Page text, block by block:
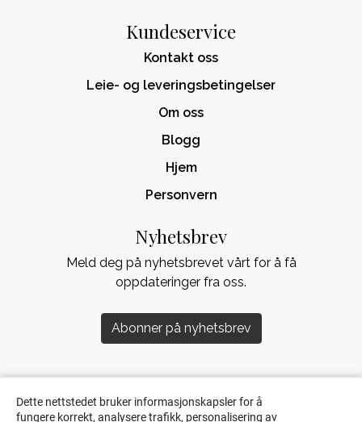
Dette nettstedet bruker informasjonskapsler for å
fungere korrekt, analysere trafikk, personalisering av
Kundeservice
Kontakt oss
Leie- og leveringsbetingelser
Om oss
Blogg
Hjem
Personvern
Nyhetsbrev
Meld deg på nyhetsbrevet vårt for å få
oppdateringer fra oss.
Abonner på nyhetsbrev